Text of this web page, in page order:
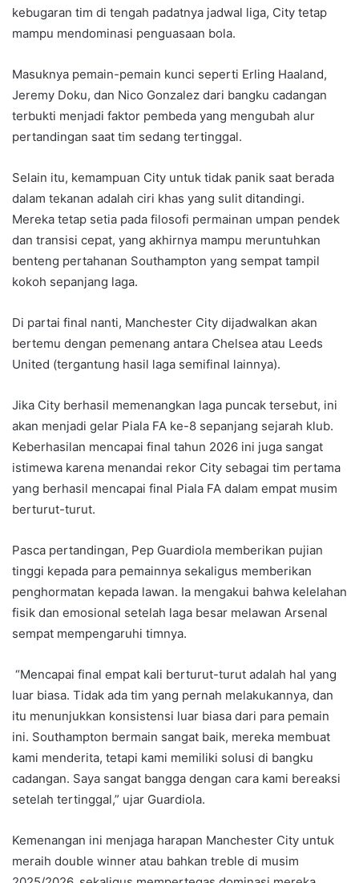
kebugaran tim di tengah padatnya jadwal liga, City tetap
mampu mendominasi penguasaan bola.
Masuknya pemain-pemain kunci seperti Erling Haaland,
Jeremy Doku, dan Nico Gonzalez dari bangku cadangan
terbukti menjadi faktor pembeda yang mengubah alur
pertandingan saat tim sedang tertinggal.
Selain itu, kemampuan City untuk tidak panik saat berada
dalam tekanan adalah ciri khas yang sulit ditandingi.
Mereka tetap setia pada filosofi permainan umpan pendek
dan transisi cepat, yang akhirnya mampu meruntuhkan
benteng pertahanan Southampton yang sempat tampil
kokoh sepanjang laga.
Di partai final nanti, Manchester City dijadwalkan akan
bertemu dengan pemenang antara Chelsea atau Leeds
United (tergantung hasil laga semifinal lainnya).
Jika City berhasil memenangkan laga puncak tersebut, ini
akan menjadi gelar Piala FA ke-8 sepanjang sejarah klub.
Keberhasilan mencapai final tahun 2026 ini juga sangat
istimewa karena menandai rekor City sebagai tim pertama
yang berhasil mencapai final Piala FA dalam empat musim
berturut-turut.
Pasca pertandingan, Pep Guardiola memberikan pujian
tinggi kepada para pemainnya sekaligus memberikan
penghormatan kepada lawan. Ia mengakui bahwa kelelahan
fisik dan emosional setelah laga besar melawan Arsenal
sempat mempengaruhi timnya.
“Mencapai final empat kali berturut-turut adalah hal yang
luar biasa. Tidak ada tim yang pernah melakukannya, dan
itu menunjukkan konsistensi luar biasa dari para pemain
ini. Southampton bermain sangat baik, mereka membuat
kami menderita, tetapi kami memiliki solusi di bangku
cadangan. Saya sangat bangga dengan cara kami bereaksi
setelah tertinggal,” ujar Guardiola.
Kemenangan ini menjaga harapan Manchester City untuk
meraih double winner atau bahkan treble di musim